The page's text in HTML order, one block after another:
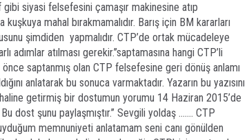
siyasi felsefesini çamaşır makinesine atıp
mahal bırakmamalıdır. Barış için BM kararları
şimdiden yapmalıdır. CTP’de ortak mücadeleye
atılması gerekir.’’saptamasına hangi CTP’li
saptanmış olan CTP felsefesine geri dönüş anlamı
anlatarak bu sonuca varmaktadır. Yazarın bu yazısını
getirmiş bir dostumun yorumu 14 Haziran 2015’de
dost şunu paylaşmıştır.’’ Sevgili yoldaş ……. CTP
memnuniyeti anlatamam seni canı gönülden